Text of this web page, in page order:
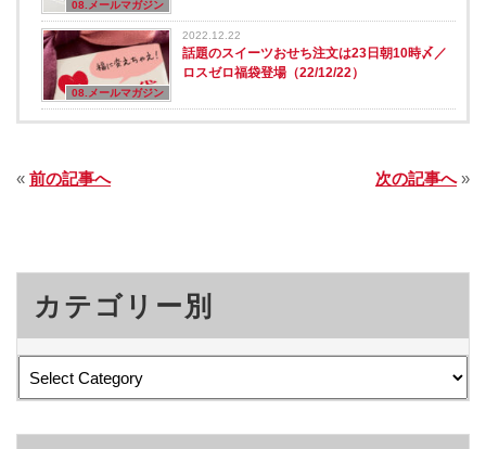
08.メールマガジン
08.メールマガジン
2022.12.22
話題のスイーツおせち注文は23日朝10時〆／
ロスゼロ福袋登場（22/12/22）
« 前の記事へ 次の記事へ»
カテゴリー別